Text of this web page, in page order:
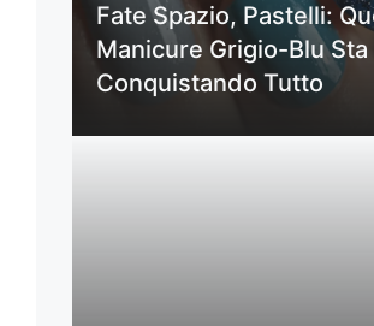
Fate Spazio, Pastelli:
Manicure Grigio-Blu Sta
Conquistando Tutto